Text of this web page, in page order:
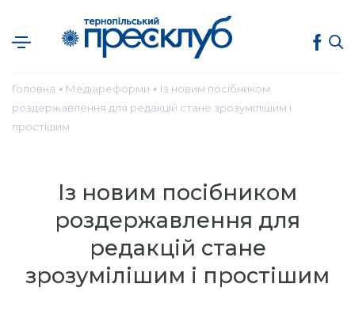
Головна ● Медіареформи ● Із новим посібником
роздержавлення для редакцій стане зрозумілішим і
простішим
Із новим посібником
роздержавлення для
редакцій стане
зрозумілішим і простішим